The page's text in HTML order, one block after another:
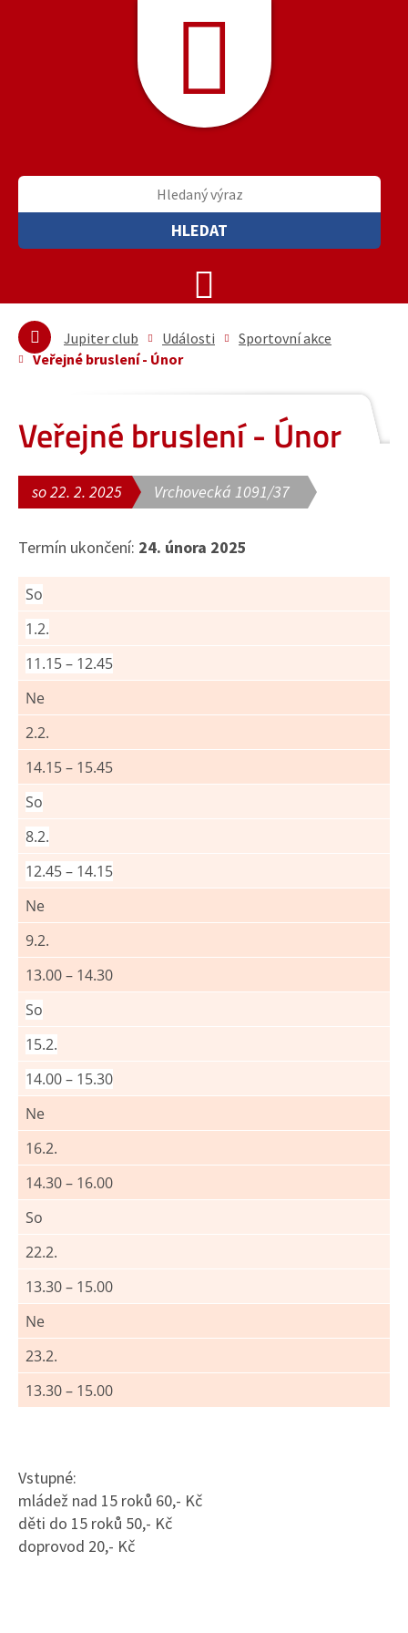
HLEDAT
Jupiter club Události
Sportovní akce
Veřejné bruslení - Únor
Veřejné bruslení - Únor
so 22. 2. 2025 Vrchovecká 1091/37
Termín ukončení: 24. února 2025
So
1.2.
11.15 – 12.45
Ne
2.2.
14.15 – 15.45
So
8.2.
12.45 – 14.15
Ne
9.2.
13.00 – 14.30
So
15.2.
14.00 – 15.30
Ne
16.2.
14.30 – 16.00
So
22.2.
13.30 – 15.00
Ne
23.2.
13.30 – 15.00
Vstupné:
mládež nad 15 roků 60,- Kč
děti do 15 roků 50,- Kč
doprovod 20,- Kč